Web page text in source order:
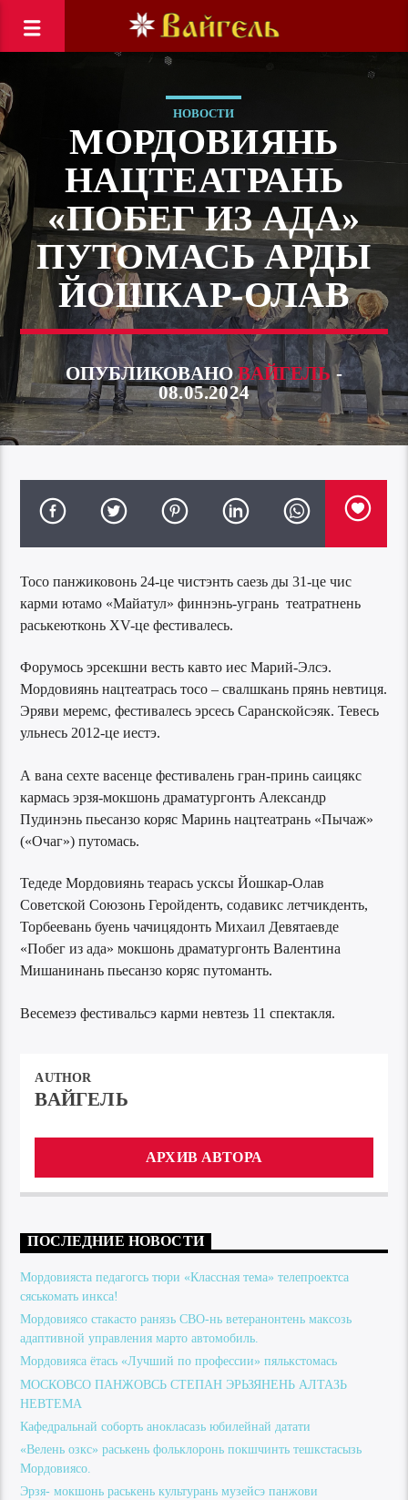
НОВОСТИ
МОРДОВИЯНЬ
НАЦТЕАТРАНЬ
«ПОБЕГ ИЗ АДА»
ПУТОМАСЬ АРДЫ
ЙОШКАР-ОЛАВ
ОПУБЛИКОВАНОВАЙГЕЛЬ-
08.05.2024
Тосо панжиковонь 24-це чистэнть саезь ды 31-це чис
карми ютамо «Майатул» финнэнь-угрань театратнень
раськеютконь XV-це фестивалесь.
Форумось эрсекшни весть кавто иес Марий-Элсэ.
Мордовиянь нацтеатрась тосо – свалшкань прянь невтиця.
Эряви меремс, фестивалесь эрсесь Саранскойсэяк. Тевесь
ульнесь 2012-це иестэ.
А вана сехте васенце фестивалень гран-принь саицякс
кармась эрзя-мокшонь драматургонть Александр
Пудинэнь пьесанзо коряс Маринь нацтеатрань «Пычаж»
(«Очаг») путомась.
Тедеде Мордовиянь теарась усксы Йошкар-Олав
Советской Союзонь Геройденть, содавикс летчикденть,
Торбеевань буень чачицядонть Михаил Девятаевде
«Побег из ада» мокшонь драматургонть Валентина
Мишанинань пьесанзо коряс путоманть.
Весемезэ фестивальсэ карми невтезь 11 спектакля.
AUTHOR
ВАЙГЕЛЬ
АРХИВ АВТОРА
ПОСЛЕДНИЕ НОВОСТИ
Мордовияста педагогсь тюри «Классная тема» телепроектса
сяськомать инкса!
Мордовиясо стакасто ранязь СВО-нь ветеранонтень максозь
адаптивной управления марто автомобиль.
Мордовияса ётась «Лучший по профессии» пялькстомась
МОСКОВСО ПАНЖОВСЬ СТЕПАН ЭРЬЗЯНЕНЬ АЛТАЗЬ
НЕВТЕМА
Кафедральнай соборть анокласазь юбилейнай датати
«Велень озкс» раськень фольклоронь покшчинть тешкстасызь
Мордовиясо.
Эрзя- мокшонь раськень культурань музейсэ панжови